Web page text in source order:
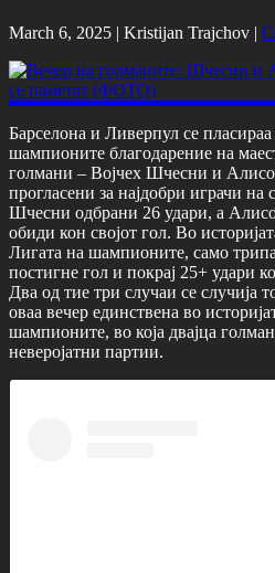
March 6, 2025 | Kristijan Trajchov |
Барселона и Ливерпул се
шампионите благодарение на
голмани – Војчех Шчесни и
прогласени за најдобри играчи на
Шчесни одбрани 26 удари, а
обиди кон својот гол. Во
Лигата на шампионите, само
постигне гол и покрај 25+ удари
Два од тие три случаи се случија
оваа вечер единствена во
шампионите, во која двајца
неверојатни партии.